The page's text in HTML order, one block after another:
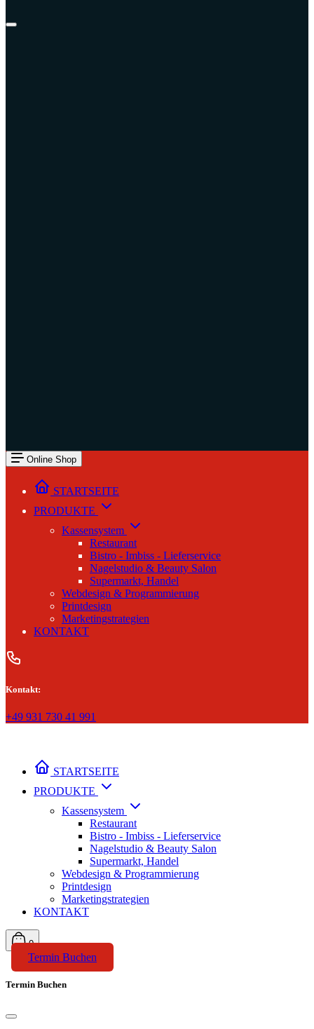
Online Shop
STARTSEITE
PRODUKTE
Kassensystem
Restaurant
Bistro - Imbiss - Lieferservice
Nagelstudio & Beauty Salon
Supermarkt, Handel
Webdesign & Programmierung
Printdesign
Marketingstrategien
KONTAKT
Kontakt:
+49 931 730 41 991
STARTSEITE
PRODUKTE
Kassensystem
Restaurant
Bistro - Imbiss - Lieferservice
Nagelstudio & Beauty Salon
Supermarkt, Handel
Webdesign & Programmierung
Printdesign
Marketingstrategien
KONTAKT
0
Termin Buchen
Termin Buchen